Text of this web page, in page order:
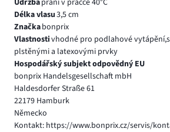
Délka vlasu3,5 cm
Značkabonprix
Vlastnostivhodné pro podlahové
plstěnými a latexovými prvky
Hospodářský subjekt odpovědný EU
bonprix Handelsgesellschaft mbH
Haldesdorfer Straße 61
22179 Hamburk
Německo
Kontakt: https://www.bonprix.cz/servis/